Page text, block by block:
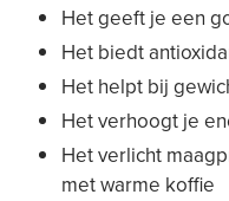
Het geeft je een
Het biedt
Het helpt bij
Het verhoogt je
Het verlicht
met warme koffie